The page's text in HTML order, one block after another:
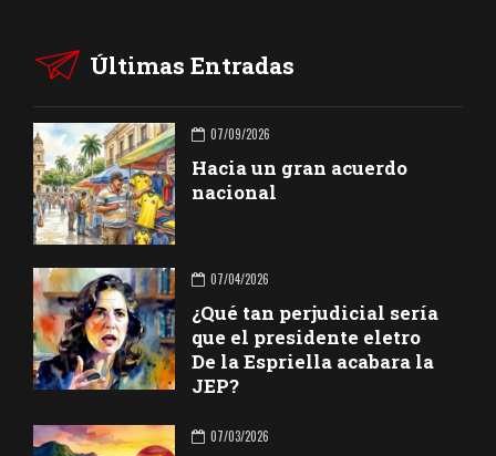
Últimas Entradas
07/09/2026
Hacia un gran acuerdo
nacional
07/04/2026
¿Qué tan perjudicial sería
que el presidente eletro
De la Espriella acabara la
JEP?
07/03/2026